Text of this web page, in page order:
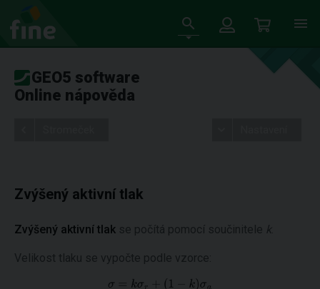
GEO5 software
Online nápověda
Zvýšený aktivní tlak
Zvýšený aktivní tlak se počítá pomocí součinitele k
Velikost tlaku se vypočte podle vzorce: